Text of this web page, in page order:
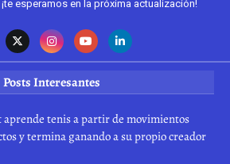
esperamos en la próxima actualización!
Posts Interesantes
aprende tenis a partir de movimientos
y termina ganando a su propio creador